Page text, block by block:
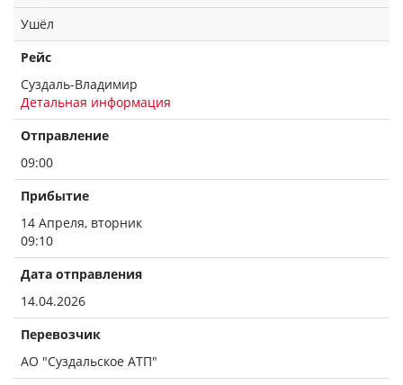
Ушёл
Рейс
Суздаль-Владимир
Детальная информация
Отправление
09:00
Прибытие
14 Апреля, вторник
09:10
Дата отправления
14.04.2026
Перевозчик
АО "Суздальское АТП"